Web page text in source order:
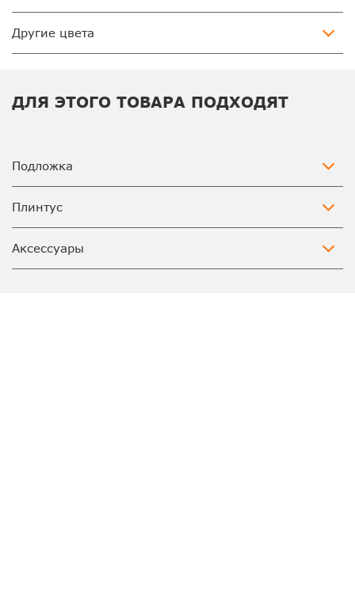
Другие цвета
ДЛЯ ЭТОГО ТОВАРА ПОДХОДЯТ
Подложка
Плинтус
Аксессуары